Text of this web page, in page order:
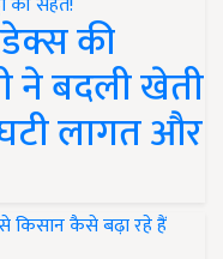
की
ने बदली खेती
लागत और